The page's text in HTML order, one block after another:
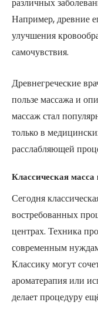
Например, древние
улучшения
самочувствия.
Древнегреческие
пользе массажа и
массаж стал
только в
расслабляющей
Классическая
Сегодня
востребованных
центрах. Техника
современным
Классику могут
ароматерапия или
делает процедуру